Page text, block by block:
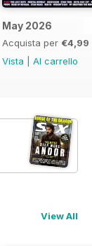
May 2026
Acquista per €4,99
Vista
Al carrello
View All